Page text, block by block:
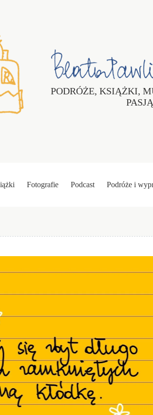
PODRÓŻE, KSIĄŻKI,
PASJĄ
Fotografie Podcast Podróże i